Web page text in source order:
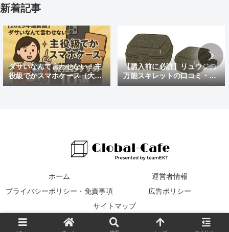
新着記事
ダサいなんて言わせない！主
役級でかスマホケース（大き
めの）最強おすすめ10選
【購入前に必読】リュウジの
万能スキレットの口コミ・評
判まとめ｜後悔しないための
ホーム
運営者情報
プライバシーポリシー・免責事項
広告ポリシー
サイトマップ
© 2016 Global Cafe.